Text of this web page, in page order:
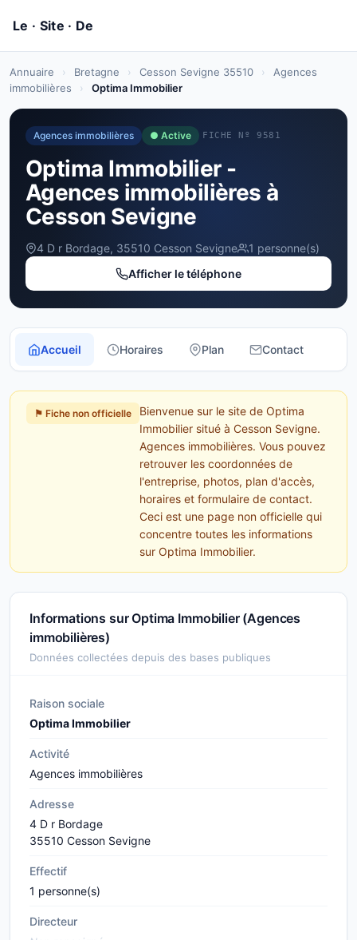
Annuaire › Bretagne › Cesson Sevigne 35510 ›
Agences
immobilières
› Optima Immobilier
Agences immobilières ● Active FICHE Nº 9581
Optima Immobilier -
Agences immobilières à
Cesson Sevigne
4 D r Bordage, 35510 Cesson Sevigne
1 personne(s)
Afficher le téléphone
Accueil Horaires Plan Contact
⚑ Fiche non officielle
Bienvenue sur le site de Optima
Immobilier situé à Cesson Sevigne.
Agences immobilières. Vous pouvez
retrouver les coordonnées de
l'entreprise, photos, plan d'accès,
horaires et formulaire de contact.
Ceci est une page non officielle qui
concentre toutes les informations
sur Optima Immobilier.
Informations sur Optima Immobilier (Agences
immobilières)
Données collectées depuis des bases publiques
Raison sociale
Optima Immobilier
Activité
Agences immobilières
Adresse
4 D r Bordage
35510 Cesson Sevigne
Effectif
1 personne(s)
Directeur